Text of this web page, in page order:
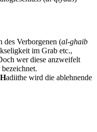
des Verborgenen (al-ghaib
im Grab etc.,
wer diese anzweifelt
bezeichnet.
Hadiithe wird die ablehnende